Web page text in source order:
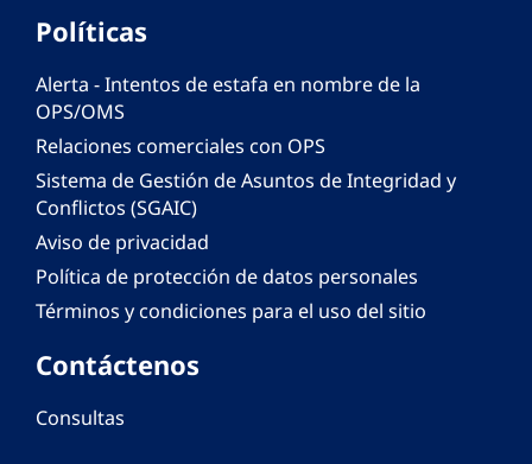
Políticas
Alerta - Intentos de estafa en nombre de la
OPS/OMS
Relaciones comerciales con OPS
Sistema de Gestión de Asuntos de Integridad y
Conflictos (SGAIC)
Aviso de privacidad
Política de protección de datos personales
Términos y condiciones para el uso del sitio
Contáctenos
Consultas